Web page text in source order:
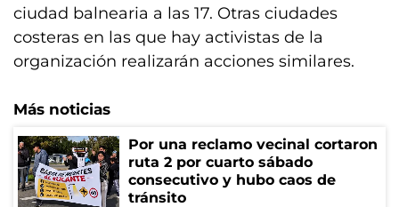
ciudad balnearia a las 17. Otras ciudades
costeras en las que hay activistas de la
organización realizarán acciones similares.
Más noticias
Por una reclamo vecinal cortaron
ruta 2 por cuarto sábado
consecutivo y hubo caos de
tránsito